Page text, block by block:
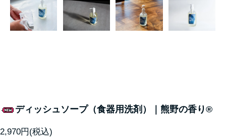
ディッシュソープ（食器用洗剤）｜熊野の香り®
2,970円(税込)